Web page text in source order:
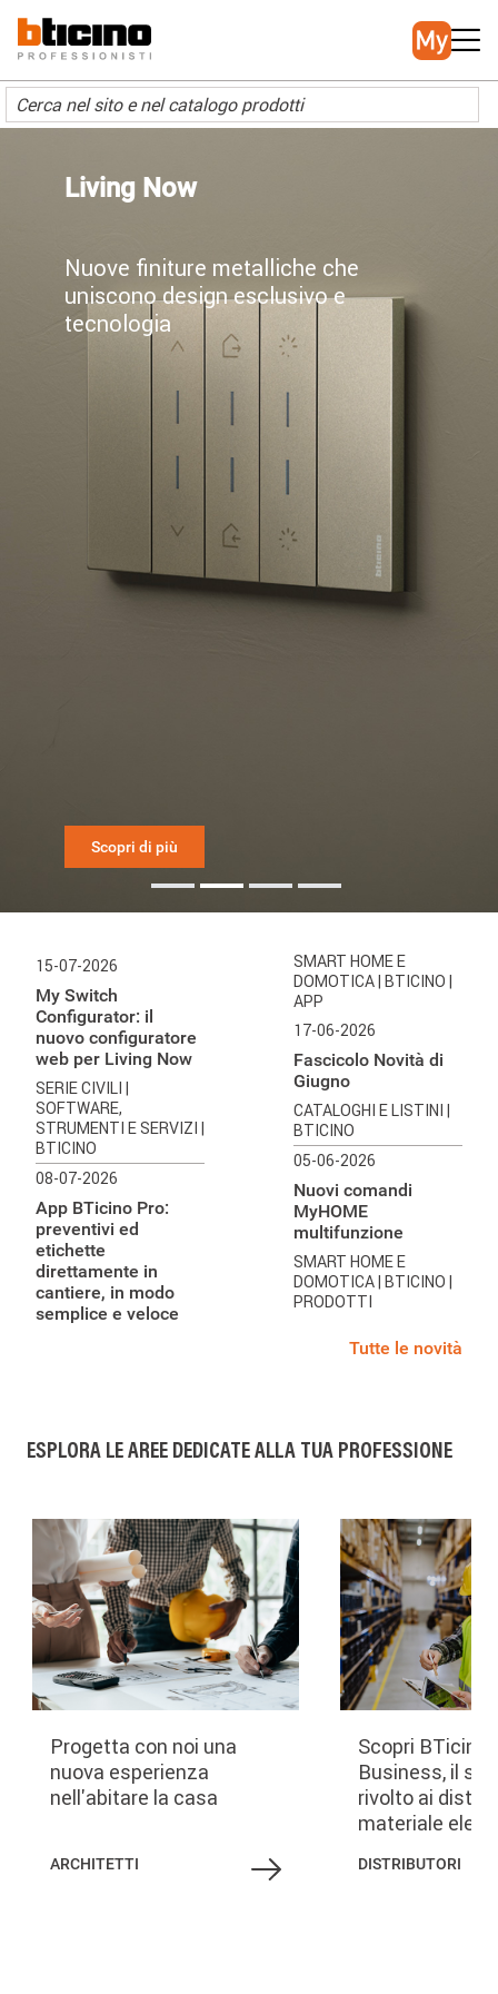
contenuto
principale
Main
navigation
Living Now
Nuove finiture metalliche che
uniscono design esclusivo e
tecnologia
Scopri di più
15-07-2026
My Switch
Configurator: il
nuovo configuratore
web per Living Now
SERIE CIVILI |
SOFTWARE,
STRUMENTI E SERVIZI |
BTICINO
08-07-2026
App BTicino Pro:
preventivi ed
etichette
direttamente in
cantiere, in modo
semplice e veloce
SMART HOME E
DOMOTICA| BTICINO |
APP
17-06-2026
Fascicolo Novità di
Giugno
CATALOGHI E LISTINI |
BTICINO
05-06-2026
Nuovi comandi
MyHOME
multifunzione
SMART HOME E
DOMOTICA| BTICINO |
PRODOTTI
Tutte le novità
ESPLORA LE AREE DEDICATE ALLA TUA PROFESSIONE
Image
Progetta con noi una
nuova esperienza
nell'abitare la casa
ARCHITETTI
Image
Scopri BTicino
Business, il
rivolto ai
materiale
DISTRIBUTORI